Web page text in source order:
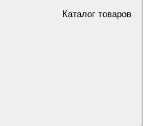
Каталог товаров